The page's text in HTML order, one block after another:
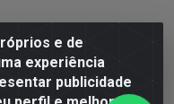
e de
experiência
publicidade
Pena, 50 -
- CEP 31.710-150 -
02